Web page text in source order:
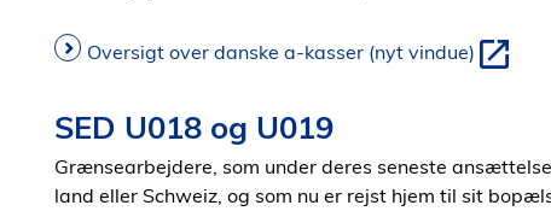
Oversigt over danske a-kasser (nyt vindue)
SED U018 og U019
Grænsearbejdere, som under deres seneste
land eller Schweiz, og som nu er rejst hjem til sit